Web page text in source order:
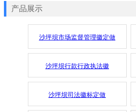
产品展示
沙坪坝市场监督管理徽定做
沙坪坝行款行政执法徽
沙坪坝司法徽标定做